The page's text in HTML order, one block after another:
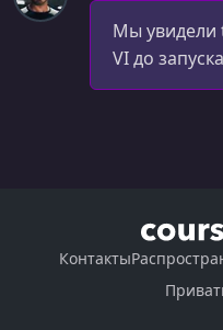
Мы увидели
VI до
Контакты